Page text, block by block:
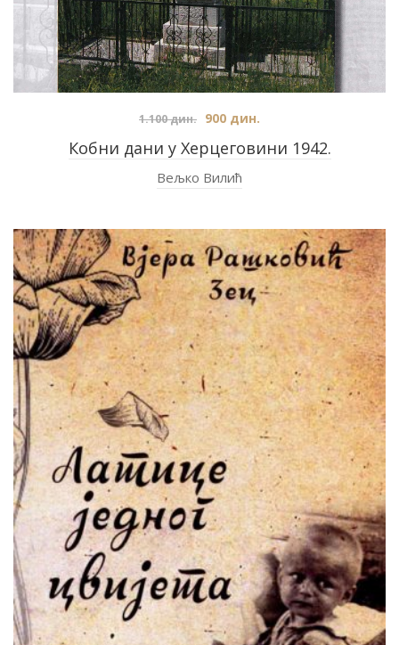
Кобни дани у Херцеговини 1942.
1.100дин. 900 дин.
Вељко Вилић